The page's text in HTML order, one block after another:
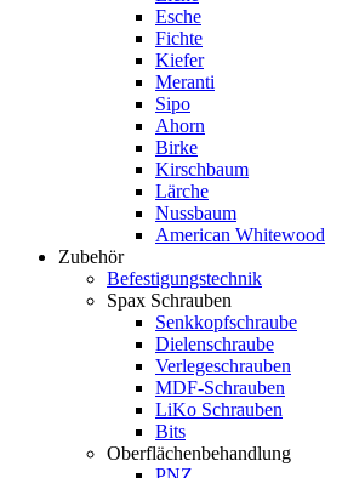
Esche
Fichte
Kiefer
Meranti
Sipo
Ahorn
Birke
Kirschbaum
Lärche
Nussbaum
American Whitewood
Zubehör
Befestigungstechnik
Spax Schrauben
Senkkopfschraube
Dielenschraube
Verlegeschrauben
MDF-Schrauben
LiKo Schrauben
Bits
Oberflächenbehandlung